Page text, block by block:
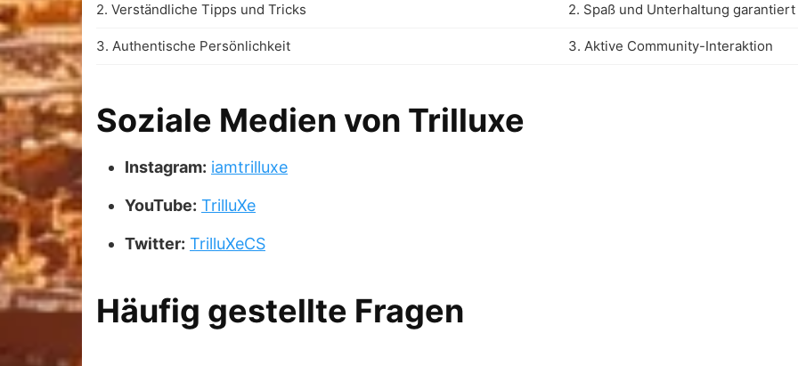
2. Verständliche Tipps und Tricks 2. Spaß und Unterhaltung garantiert
3. Authentische Persönlichkeit 3. Aktive Community-Interaktion
Soziale Medien von Trilluxe
Instagram: iamtrilluxe
YouTube: TrilluXe
Twitter: TrilluXeCS
Häufig gestellte Fragen